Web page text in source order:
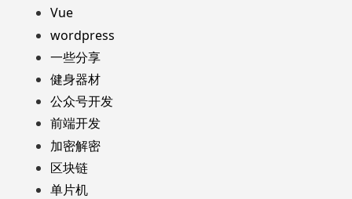
Vue
wordpress
一些分享
健身器材
公众号开发
前端开发
加密解密
区块链
单片机